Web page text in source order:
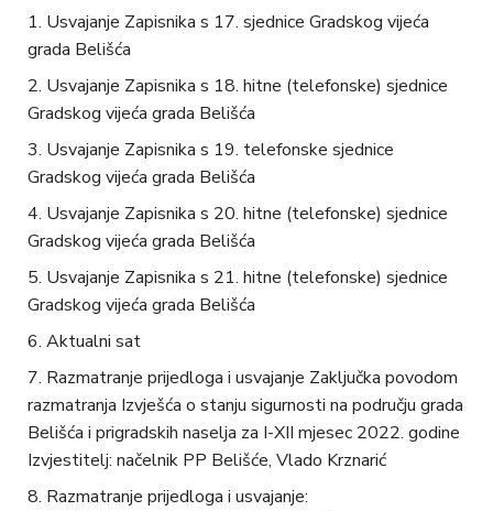
Usvajanje Zapisnika s 17. sjednice Gradskog vijeća
grada Belišća
Usvajanje Zapisnika s 18. hitne (telefonske) sjednice
Gradskog vijeća grada Belišća
Usvajanje Zapisnika s 19. telefonske sjednice
Gradskog vijeća grada Belišća
Usvajanje Zapisnika s 20. hitne (telefonske) sjednice
Gradskog vijeća grada Belišća
Usvajanje Zapisnika s 21. hitne (telefonske) sjednice
Gradskog vijeća grada Belišća
Aktualni sat
Razmatranje prijedloga i usvajanje Zaključka povodom
razmatranja Izvješća o stanju sigurnosti na području grada
Belišća i prigradskih naselja za I-XII mjesec 2022. godine
Izvjestitelj: načelnik PP Belišće, Vlado Krznarić
Razmatranje prijedloga i usvajanje: